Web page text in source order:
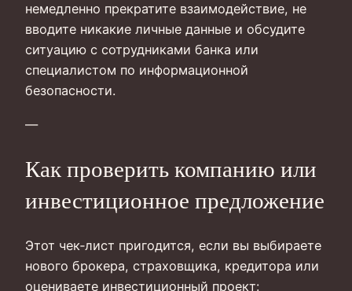
немедленно прекратите взаимодействие, не
вводите никакие личные данные и обсудите
ситуацию с сотрудниками банка или
специалистом по информационной
безопасности.
—
Как проверить компанию или
инвестиционное предложение
Этот чек‑лист пригодится, если вы выбираете
нового брокера, страховщика, кредитора или
оцениваете инвестиционный проект: